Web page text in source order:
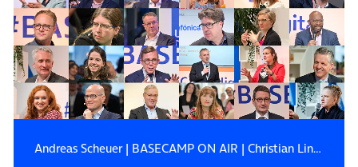
Andreas Scheuer| BASECAMP ON AIR | Christian Lindner